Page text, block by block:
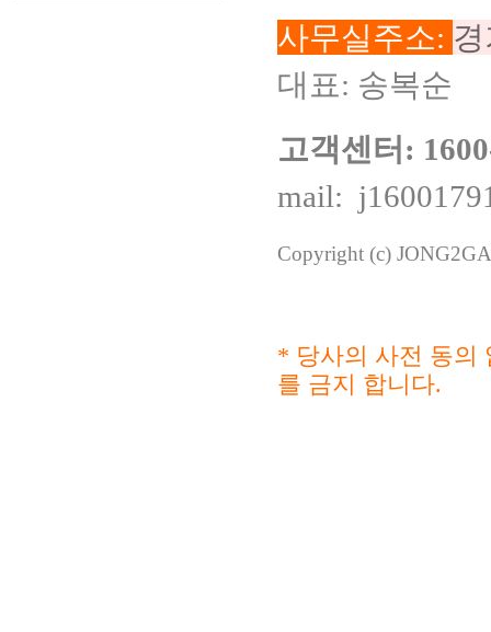
사무실주소:
대표: 송복순
고객센터:
mail:
Copyright (c)
* 당사의 사전 동의
를 금지 합니다.